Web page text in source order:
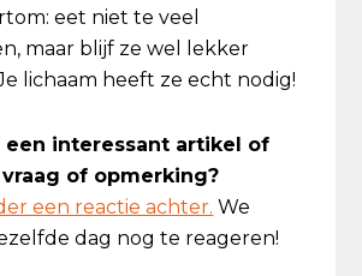
eet niet te veel
maar blijf ze wel lekker
lichaam heeft ze echt nodig!
een interessant artikel of
of opmerking?
een reactie achter. We
dag nog te reageren!